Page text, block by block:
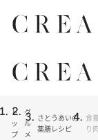
ト
ッ
プ
グ
ル
メ
さとうあいの
薬膳レシピ
食
り